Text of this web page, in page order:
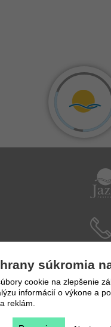
podmienky
súkromia
cookie na zlepšenie
informácií o výkone a
reklám.